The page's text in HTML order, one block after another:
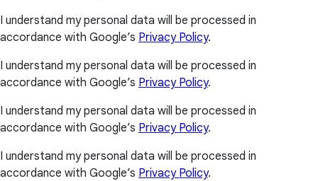
I understand my personal data will be processed in
accordance with Google’s Privacy Policy.
I understand my personal data will be processed in
accordance with Google’s Privacy Policy.
I understand my personal data will be processed in
accordance with Google’s Privacy Policy.
I understand my personal data will be processed in
accordance with Google’s Privacy Policy.